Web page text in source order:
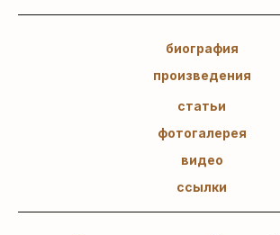
биография
произведения
статьи
фотогалерея
видео
ссылки